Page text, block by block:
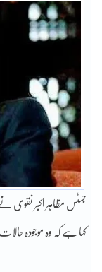
جسٹس مظاہر اکبر
کہا ہے کہ وہ موجودہ